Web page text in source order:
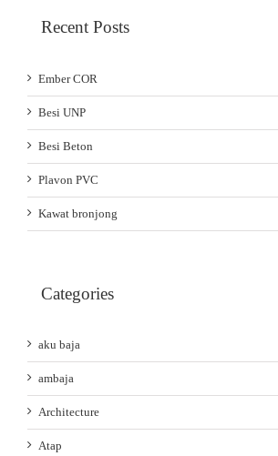
Recent Posts
Ember COR
Besi UNP
Besi Beton
Plavon PVC
Kawat bronjong
Categories
aku baja
ambaja
Architecture
Atap